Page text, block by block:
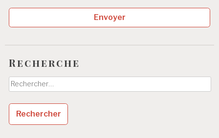
Envoyer
Recherche
Rechercher :